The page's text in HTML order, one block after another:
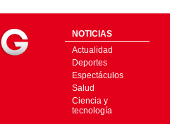
NOTICIAS
Actualidad
Deportes
Espectáculos
Salud
Ciencia y
tecnología